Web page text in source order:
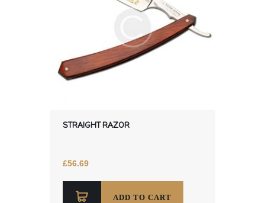
STRAIGHT RAZOR
£56.69
ADD TO CART